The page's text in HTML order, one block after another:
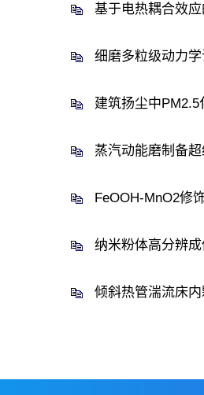
基于电热耦合效
细磨多粒级动力
建筑扬尘中
蒸汽动能磨制备
FeOOH-MnO2修
纳米粉体高分辨
倾斜热管湍流床